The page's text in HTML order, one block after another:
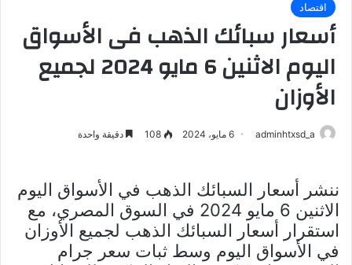
اقتصاد
أسعار سبائك الذهب فى الأسواق
اليوم الاثنين 6 مايو 2024 لجميع
الأوزان
adminhtxsd_a 6 مايو، 2024 108 دقيقة واحدة
ننشر أسعار السبائك الذهب في الأسواق اليوم
الاثنين 6 مايو 2024 في السوق المصري، مع
استقرار أسعار السبائك الذهب لجميع الأوزان
في الأسواق اليوم وسط ثبات سعر جرام